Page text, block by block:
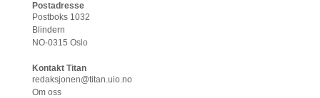
Postadresse
Postboks 1032
Blindern
NO-0315 Oslo
Kontakt Titan
redaksjonen@titan.uio.no
Om oss